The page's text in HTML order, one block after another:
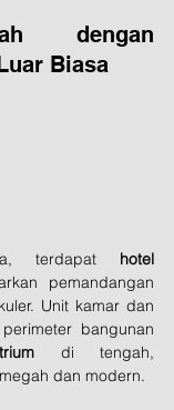
dengan
Biasa
terdapat hotel
pemandangan
Unit kamar dan
bangunan
di tengah,
dan modern.